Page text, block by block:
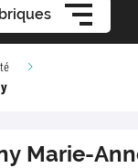
Marie-